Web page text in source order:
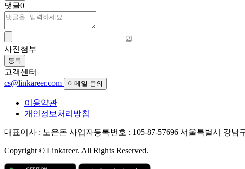
댓글0
사진첨부
등록
고객센터
cs@linkareer.com
이메일 문의
이용약관
개인정보처리방침
대표이사 : 노은돈 사업자등록번호 : 105-87-57696 서울특별시 강남
Copyright © Linkareer. All Rights Reserved.